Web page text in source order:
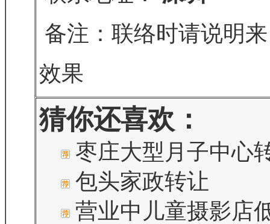
备注：联络时请说明
效果
猜你还喜欢：
枣庄大型月子中心
包头家政转让
营业中儿童摄影店